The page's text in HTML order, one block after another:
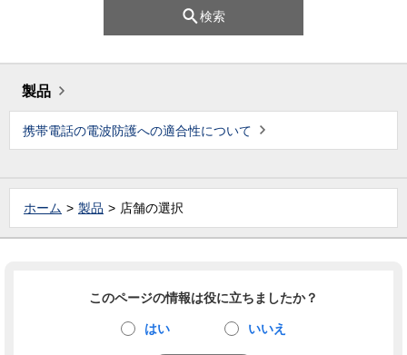
検索
製品
携帯電話の電波防護への適合性について
ホーム 製品 店舗の選択
このページの情報は役に立ちましたか？
はい いいえ